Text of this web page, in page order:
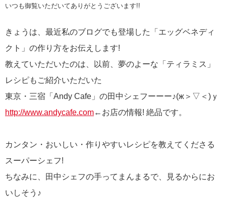
いつも御覧いただいてありがとうございます!!
きょうは、最近私のブログでも登場した「エッグベネディ
クト」の作り方をお伝えします!
教えていただいたのは、以前、夢のよーな「ティラミス」
レシピもご紹介いただいた
東京・三宿「Andy Cafe」の田中シェフーーー♪(ж＞▽＜)ｙ
http://www.andycafe.com←お店の情報! 絶品です。
カンタン・おいしい・作りやすいレシピを教えてくださる
スーパーシェフ!
ちなみに、田中シェフの手ってまんまるで、見るからにお
いしそう♪